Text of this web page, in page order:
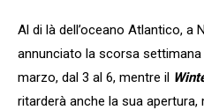
Al di là dell’oceano Atlantico, a
annunciato la scorsa
marzo, dal 3 al 6, mentre il
ritarderà anche la sua